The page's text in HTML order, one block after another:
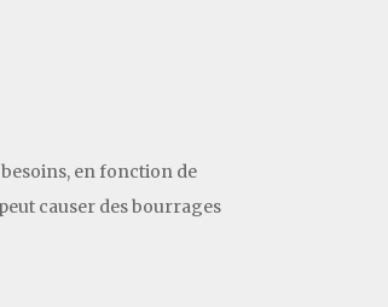
en fonction de
causer des bourrages